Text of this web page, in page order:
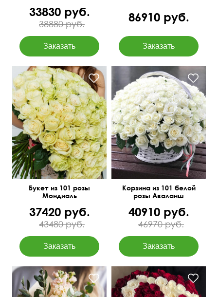
33830 руб.
38880 руб. 86910 руб.
Крупные бутоны
Букет из 101 розы
Мондиаль
37420 руб.
43480 руб.
Оформление лентами
Корзина из 101 белой
розы Аваланш
40910 руб.
46970 руб.